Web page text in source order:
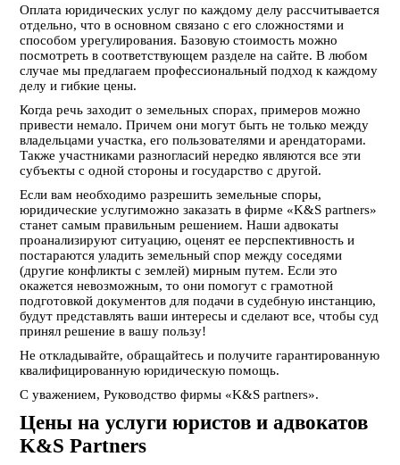
Оплата юридических услуг по каждому делу рассчитывается
отдельно, что в основном связано с его сложностями и
способом урегулирования. Базовую стоимость можно
посмотреть в соответствующем разделе на сайте. В любом
случае мы предлагаем профессиональный подход к каждому
делу и гибкие цены.
Когда речь заходит о земельных спорах, примеров можно
привести немало. Причем они могут быть не только между
владельцами участка, его пользователями и арендаторами.
Также участниками разногласий нередко являются все эти
субъекты с одной стороны и государство с другой.
Если вам необходимо разрешить земельные споры,
юридические услугиможно заказать в фирме «K&S partners»
станет самым правильным решением. Наши адвокаты
проанализируют ситуацию, оценят ее перспективность и
постараются уладить земельный спор между соседями
(другие конфликты с землей) мирным путем. Если это
окажется невозможным, то они помогут с грамотной
подготовкой документов для подачи в судебную инстанцию,
будут представлять ваши интересы и сделают все, чтобы суд
принял решение в вашу пользу!
Не откладывайте, обращайтесь и получите гарантированную
квалифицированную юридическую помощь.
С уважением, Руководство фирмы «K&S partners».
Цены на услуги юристов и адвокатов
K&S Partners